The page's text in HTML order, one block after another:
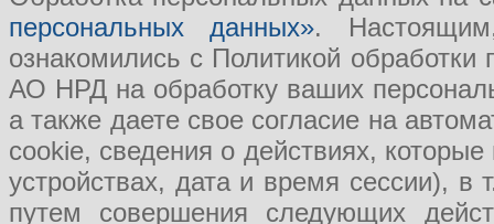
персональных данных».
ознакомились с Политикой
АО НРД на обработку ваших
а также даете свое согласие на
cookie, сведения о действиях,
устройствах, дата и время сессии), в
путем совершения следующих